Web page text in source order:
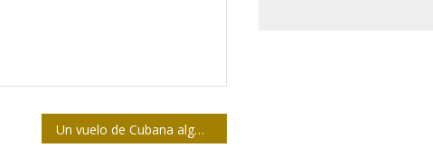
Un vuelo de Cubana algo sui-géneris